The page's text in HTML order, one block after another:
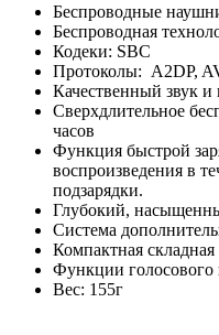
Беспроводные
Беспроводная
Кодеки: SBC
Протоколы: A2DP,
Качественный звук
Сверхдлительное
часов
Функция быстрой
воспроизведения в
подзарядки.
Глубокий,
Система
Компактная
Функции
Вес: 155г